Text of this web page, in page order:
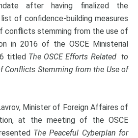
after having finalized the
of confidence-building measures
conflicts stemming from the use of
in 2016 of the OSCE Ministerial
titled The OSCE Efforts Related to
Conflicts Stemming from the Use of
Minister of Foreign Affaires of
at the meeting of the OSCE
The Peaceful Cyberplan for